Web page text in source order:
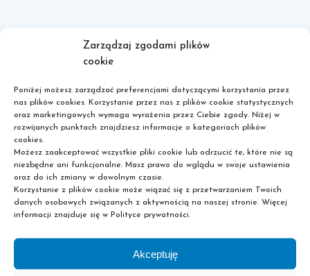
Zarządzaj zgodami plików
cookie
Poniżej możesz zarządzać preferencjami dotyczącymi korzystania przez
nas plików cookies. Korzystanie przez nas z plików cookie statystycznych
oraz marketingowych wymaga wyrażenia przez Ciebie zgody. Niżej w
rozwijanych punktach znajdziesz informacje o kategoriach plików
cookies.
Możesz zaakceptować wszystkie pliki cookie lub odrzucić te, które nie są
niezbędne ani funkcjonalne. Masz prawo do wglądu w swoje ustawienia
oraz do ich zmiany w dowolnym czasie.
Korzystanie z plików cookie może wiązać się z przetwarzaniem Twoich
danych osobowych związanych z aktywnością na naszej stronie. Więcej
informacji znajduje się w Polityce prywatności.
Akceptuję
Chcesz kontynuować swoją edukację na jednym z
naszych kierunków? Nie zwlekaj i już teraz zarezerwuj
sobie miejsce w pobliskiej placówce dokonując zapisu
on-line! Liczba miejsc jest ograniczona, dlatego im
szybciej wypełnisz formularz, tym większa szansa, że już
wkrótce staniesz się słuchaczem jednej z naszych szkół
Cię kierunek oraz pożądane miasto i podasz nam swoje